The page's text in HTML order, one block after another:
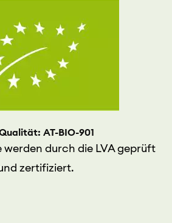
AT-BIO-901
werden durch die LVA geprüft
zertifiziert.